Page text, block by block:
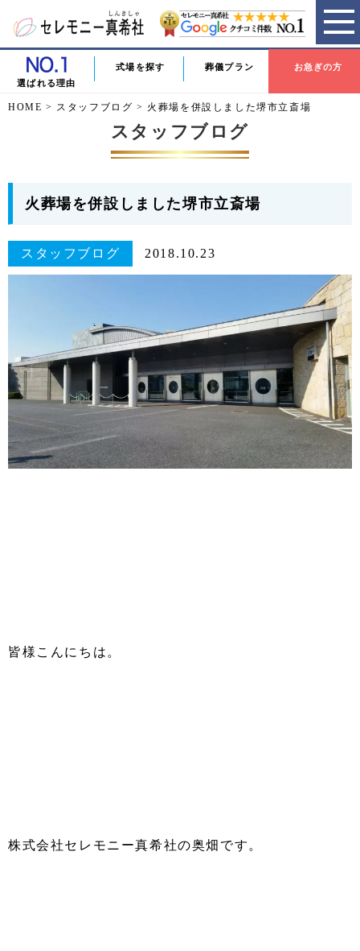
選ばれる理由
式場を探す 葬儀プラン お急ぎの方
HOME > スタッフブログ > 火葬場を併設しました堺市立斎場
スタッフブログ
火葬場を併設しました堺市立斎場
スタッフブログ 2018.10.23
皆様こんにちは。
株式会社セレモニー真希社の奥畑です。